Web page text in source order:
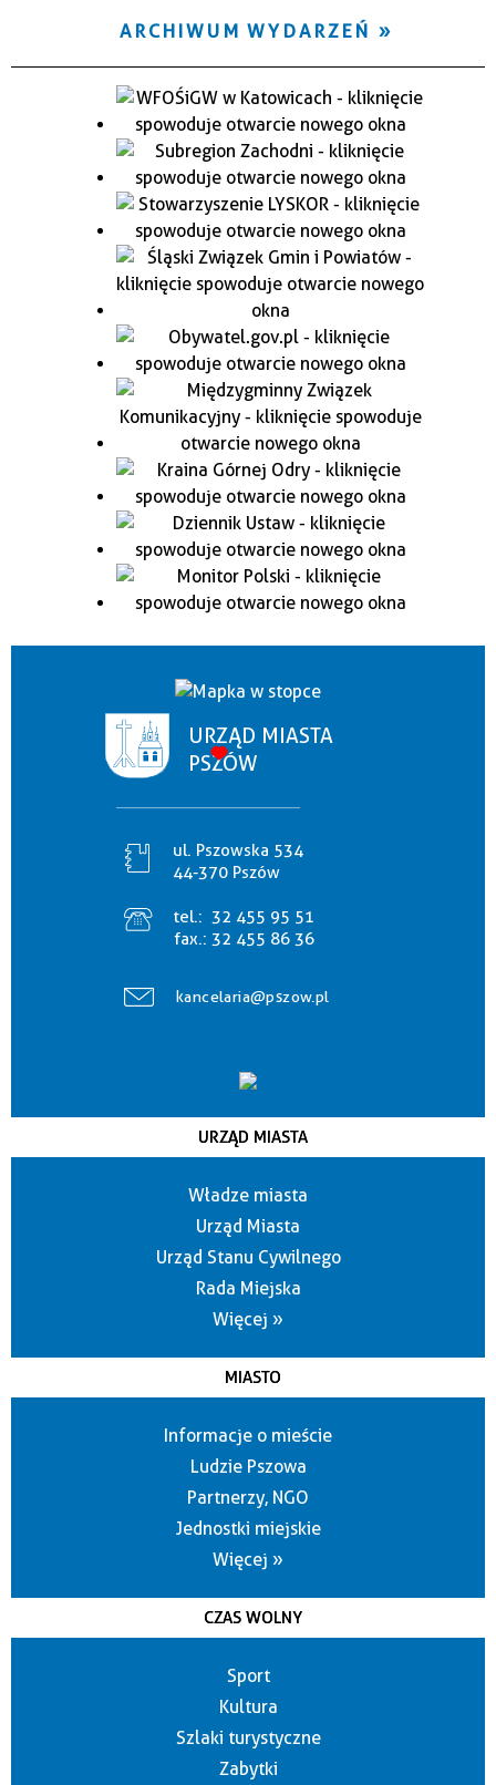
ARCHIWUM WYDARZEŃ
URZĄD MIASTA
PSZÓW
ul. Pszowska 534
44-370 Pszów
tel.: 32 455 95 51
fax.: 32 455 86 36
kancelaria@pszow.pl
URZĄD MIASTA
Władze miasta
Urząd Miasta
Urząd Stanu Cywilnego
Rada Miejska
Więcej »
MIASTO
Informacje o mieście
Ludzie Pszowa
Partnerzy, NGO
Jednostki miejskie
Więcej »
CZAS WOLNY
Sport
Kultura
Szlaki turystyczne
Zabytki